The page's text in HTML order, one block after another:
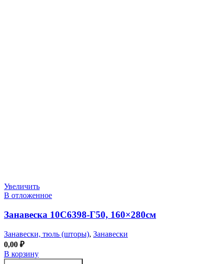
Увеличить
В отложенное
Занавеска 10С6398-Г50, 160×280см
Занавески, тюль (шторы), Занавески
0,00 ₽
В корзину